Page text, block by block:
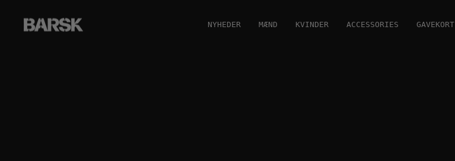
NYHEDER MÆND KVINDER ACCESSORIES GAVEKORT